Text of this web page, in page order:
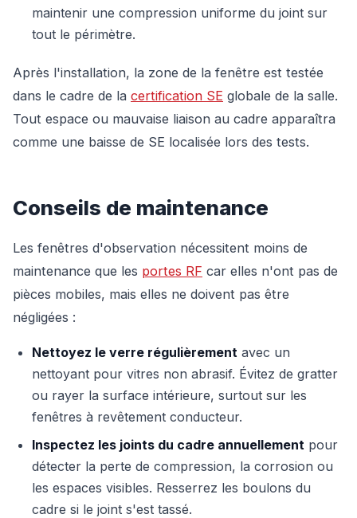
maintenir une compression uniforme du joint sur
tout le périmètre.
Après l'installation, la zone de la fenêtre est testée
dans le cadre de la certification SE globale de la salle.
Tout espace ou mauvaise liaison au cadre apparaîtra
comme une baisse de SE localisée lors des tests.
Conseils de maintenance
Les fenêtres d'observation nécessitent moins de
maintenance que les portes RF car elles n'ont pas de
pièces mobiles, mais elles ne doivent pas être
négligées :
Nettoyez le verre régulièrement avec un
nettoyant pour vitres non abrasif. Évitez de gratter
ou rayer la surface intérieure, surtout sur les
fenêtres à revêtement conducteur.
Inspectez les joints du cadre annuellement pour
détecter la perte de compression, la corrosion ou
les espaces visibles. Resserrez les boulons du
cadre si le joint s'est tassé.